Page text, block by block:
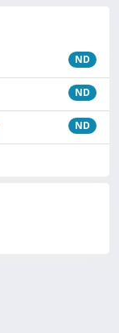
ND
ND
ND